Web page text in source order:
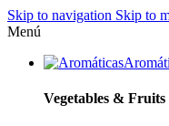
Skip to navigation Skip to
Menú
Vegetables & Fruits